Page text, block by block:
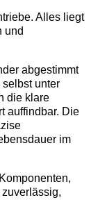
Alles liegt
und
abgestimmt
unter
die klare
auffindbar. Die
im